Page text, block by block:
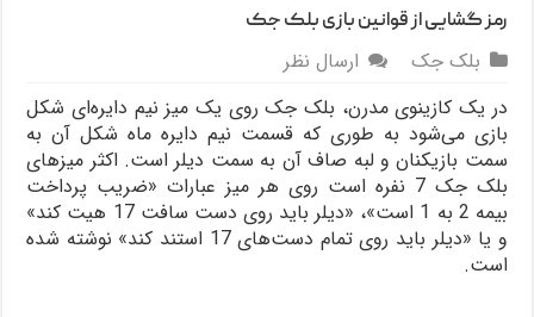
رمز گشایی از قوانین بازی بلک جک
بلک جک
ارسال نظر
در یک کازینوی مدرن، بلک جک روی یک میز نیم دایره‌ای شکل
بازی می‌شود به طوری که قسمت نیم دایره ماه شکل آن به
سمت بازیکنان و لبه صاف آن به سمت دیلر است. اکثر میزهای
بلک جک 7 نفره است روی هر میز عبارات «ضریب پرداخت
بیمه 2 به 1 است»، «دیلر باید روی دست سافت 17 هیت کند»
و یا «دیلر باید روی تمام دست‌های 17 استند کند» نوشته شده
است.